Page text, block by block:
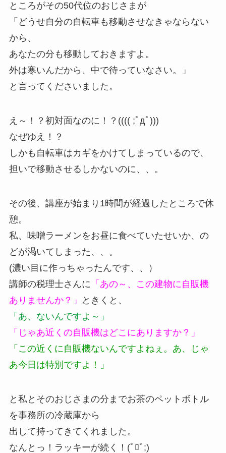
ところがその50代位のおじさまが
「どうせ自分の自転車も移動させなきゃならない
から、
あなたの分も移動しておきますよ。
外は寒いんだから、中で待っていなさい。」
と言ってくださいました。
え～！？初対面なのに！？(((( ;ﾟдﾟ)))
なぜゆえ！？
しかも自転車はカギをかけてしまっているので、
担いで移動させるしかないのに、、。
その後、講座が始まり1時間が経過したところで休
憩。
私、味噌ラーメンをお昼に食べていたせいか、の
どが渇いてしまった、、。
(濃い目に作っちゃったんです、、）
講師の税理士さんに 「あの～、この建物に自販機
ありませんか？」
ときくと、
「あ、ないんですよ～」
「じゃあ近くの自販機はどこにありますか？」
「この近くに自販機ないんですよねぇ。あ、じゃ
あ今日は特別ですよ！」
と私とそのおじさまの分までお茶のペットボトル
を事務所の冷蔵庫から
出して持ってきてくれました。
なんとっ！ラッキーが続く！(ﾟﾛﾟ;)